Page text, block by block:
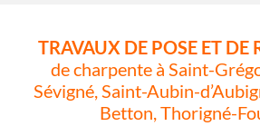
TRAVAUX DE POSE ET DE
de charpente à Saint-
Sévigné, Saint-Aubin-
Betton, Thorigné-